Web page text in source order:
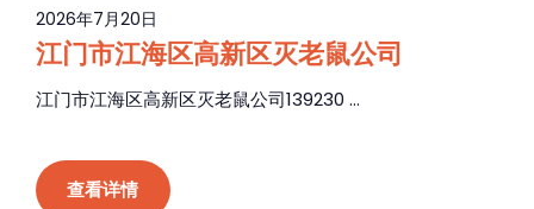
2026年7月20日
江门市江海区高新区灭老鼠公司
江门市江海区高新区灭老鼠公司139230 ...
查看详情